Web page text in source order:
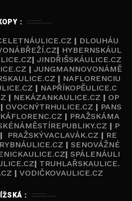
:
| DLOUHÁU
| HYBERNSKÁUL
| JINDŘIŠSKÁULICE.CZ
| JUNGMANNOVONÁMĚ
| NAFLORENCIU
| NAPŘÍKOPĚULICE.C
| NEKÁZANKAULICE.CZ | OP
| OVOCNÝTRHULICE.CZ | PANS
| PRAŽSKÁMA
| P
| PRAŽSKÝVACLAVÁK.CZ | RE
RYBNÁULICE.CZ | SENOVÁŽNÉ
| SPÁLENÁULI
| TRUHLAŘSKAULICE.
| VODIČKOVAULICE.CZ
: